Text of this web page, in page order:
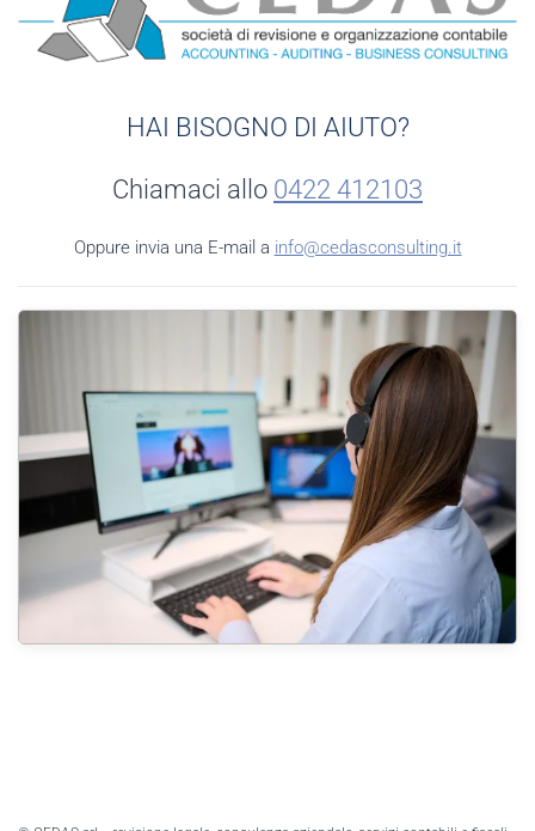
HAI BISOGNO DI AIUTO?
Chiamaci allo 0422 412103
Oppure invia una E-mail a info@cedasconsulting.it